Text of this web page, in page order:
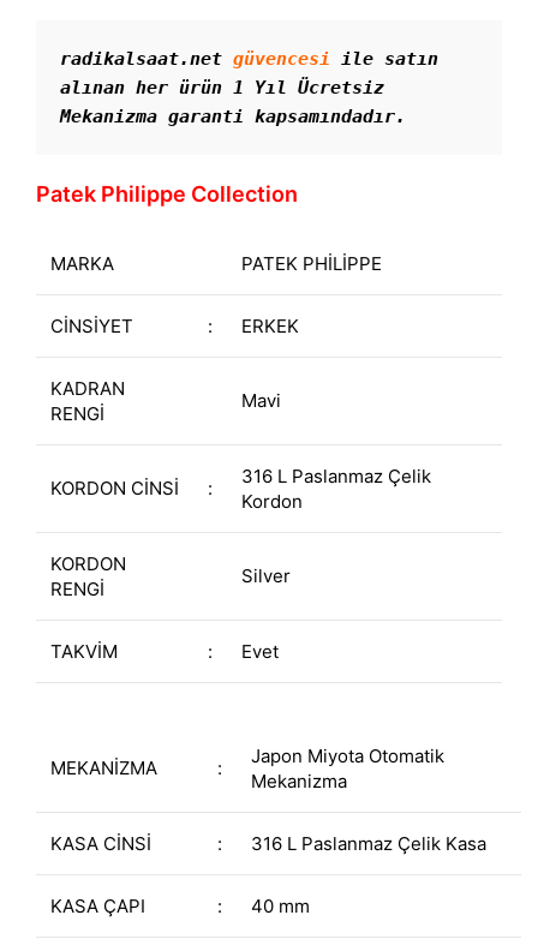
radikalsaat.net güvencesi ile satın
alınan her ürün 1 Yıl Ücretsiz
Mekanizma garanti kapsamındadır.
Patek Philippe Collection
MARKA PATEK PHİLİPPE
CİNSİYET : ERKEK
KADRAN
RENGİ
Mavi
KORDON CİNSİ :
316 L Paslanmaz Çelik
Kordon
KORDON
RENGİ
Silver
TAKVİM : Evet
MEKANİZMA :
Japon Miyota Otomatik
Mekanizma
KASA CİNSİ : 316 L Paslanmaz Çelik Kasa
KASA ÇAPI : 40 mm